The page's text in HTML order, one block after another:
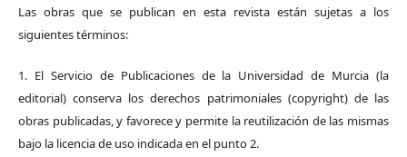
Las obras que se publican en esta revista están sujetas a los
siguientes términos:
1. El Servicio de Publicaciones de la Universidad de Murcia (la
editorial) conserva los derechos patrimoniales (copyright) de las
obras publicadas, y favorece y permite la reutilización de las mismas
bajo la licencia de uso indicada en el punto 2.